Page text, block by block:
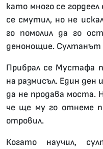
като много се
се смутил, но не
го помолил да го
денонощие. Султанът
Прибрал се Мустафа
на размисъл. Един ден
да не продава моста.
че ще му го отнеме
отровил.
Когато научил,